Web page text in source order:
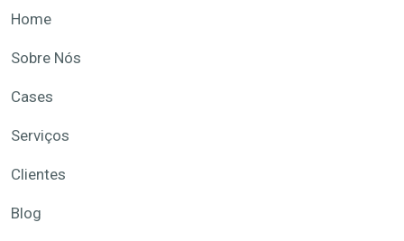
Home
Sobre Nós
Cases
Serviços
Clientes
Blog